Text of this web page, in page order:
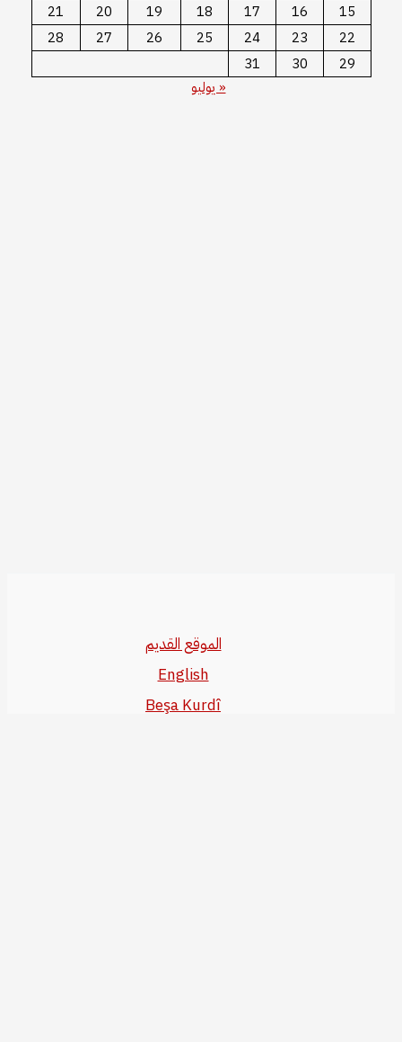
15
16
17
18
19
20
21
22
23
24
25
26
27
28
29
30
31
« يوليو
الموقع القديم
English
Beşa Kurdî